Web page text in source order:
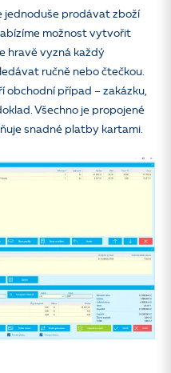
jednoduše prodávat zboží
možnost vytvořit
hravě vyzná každý
ručně nebo čtečkou.
obchodní případ – zakázku,
Všechno je propojené
snadné platby kartami.